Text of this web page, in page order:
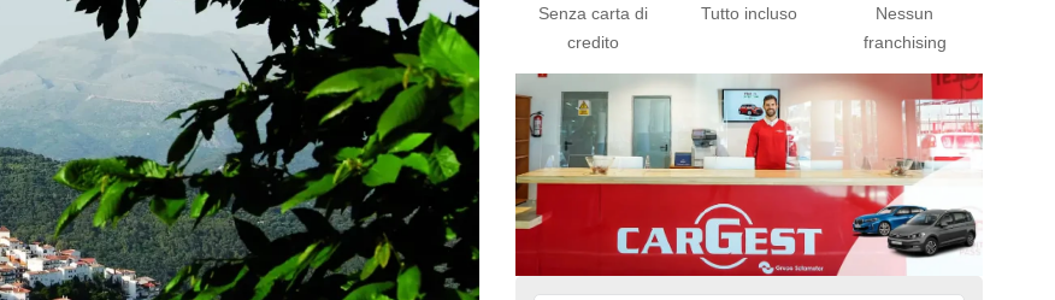
Senza carta di
credito
Tutto incluso
Nessun
franchising